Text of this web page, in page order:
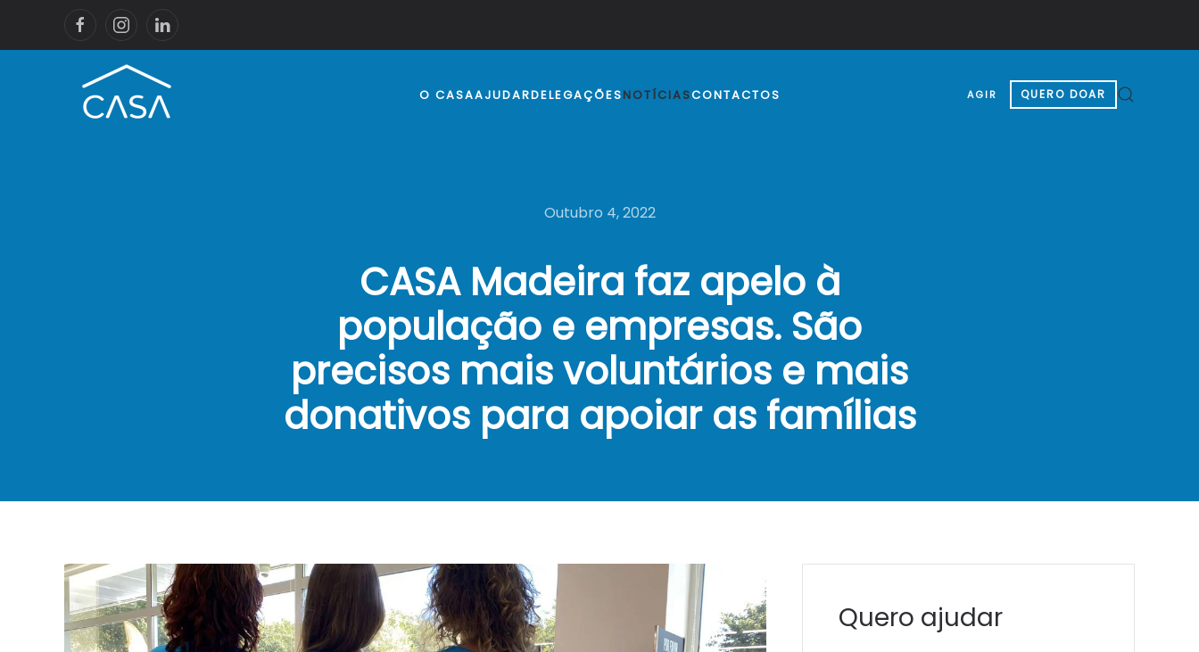
O CASAAJUDARDELEGAÇÕESNOTÍCIASCONTACTOS AGIR QUERO DOAR
Outubro 4, 2022
CASA Madeira faz apelo à
população e empresas. São
precisos mais voluntários e mais
donativos para apoiar as famílias
Quero ajudar